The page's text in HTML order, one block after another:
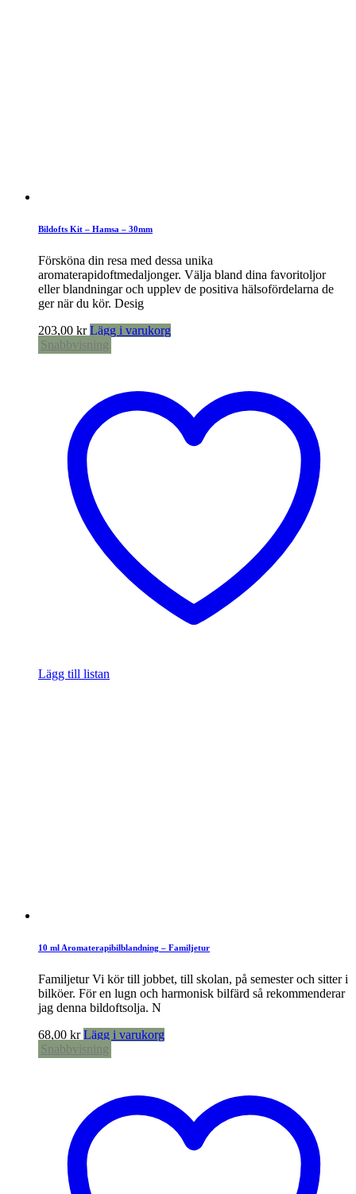
Bildofts Kit – Hamsa – 30mm
Försköna din resa med dessa unika
aromaterapidoftmedaljonger. Välja bland dina favoritoljor
eller blandningar och upplev de positiva hälsofördelarna de
ger när du kör. Desig
203,00 kr Lägg i varukorg
Snabbvisning
Lägg till listan
10 ml Aromaterapibilblandning – Familjetur
Familjetur Vi kör till jobbet, till skolan, på semester och sitter i
bilköer. För en lugn och harmonisk bilfärd så rekommenderar
jag denna bildoftsolja. N
68,00 kr Lägg i varukorg
Snabbvisning